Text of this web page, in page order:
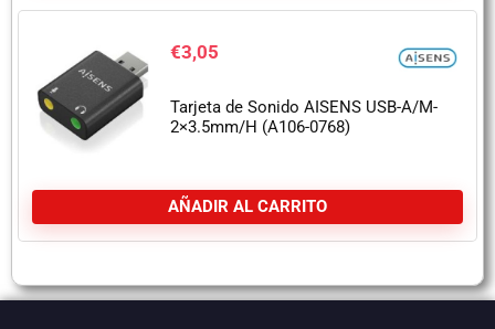
€3,05
Tarjeta de Sonido AISENS USB-A/M-
2×3.5mm/H (A106-0768)
AÑADIR AL CARRITO